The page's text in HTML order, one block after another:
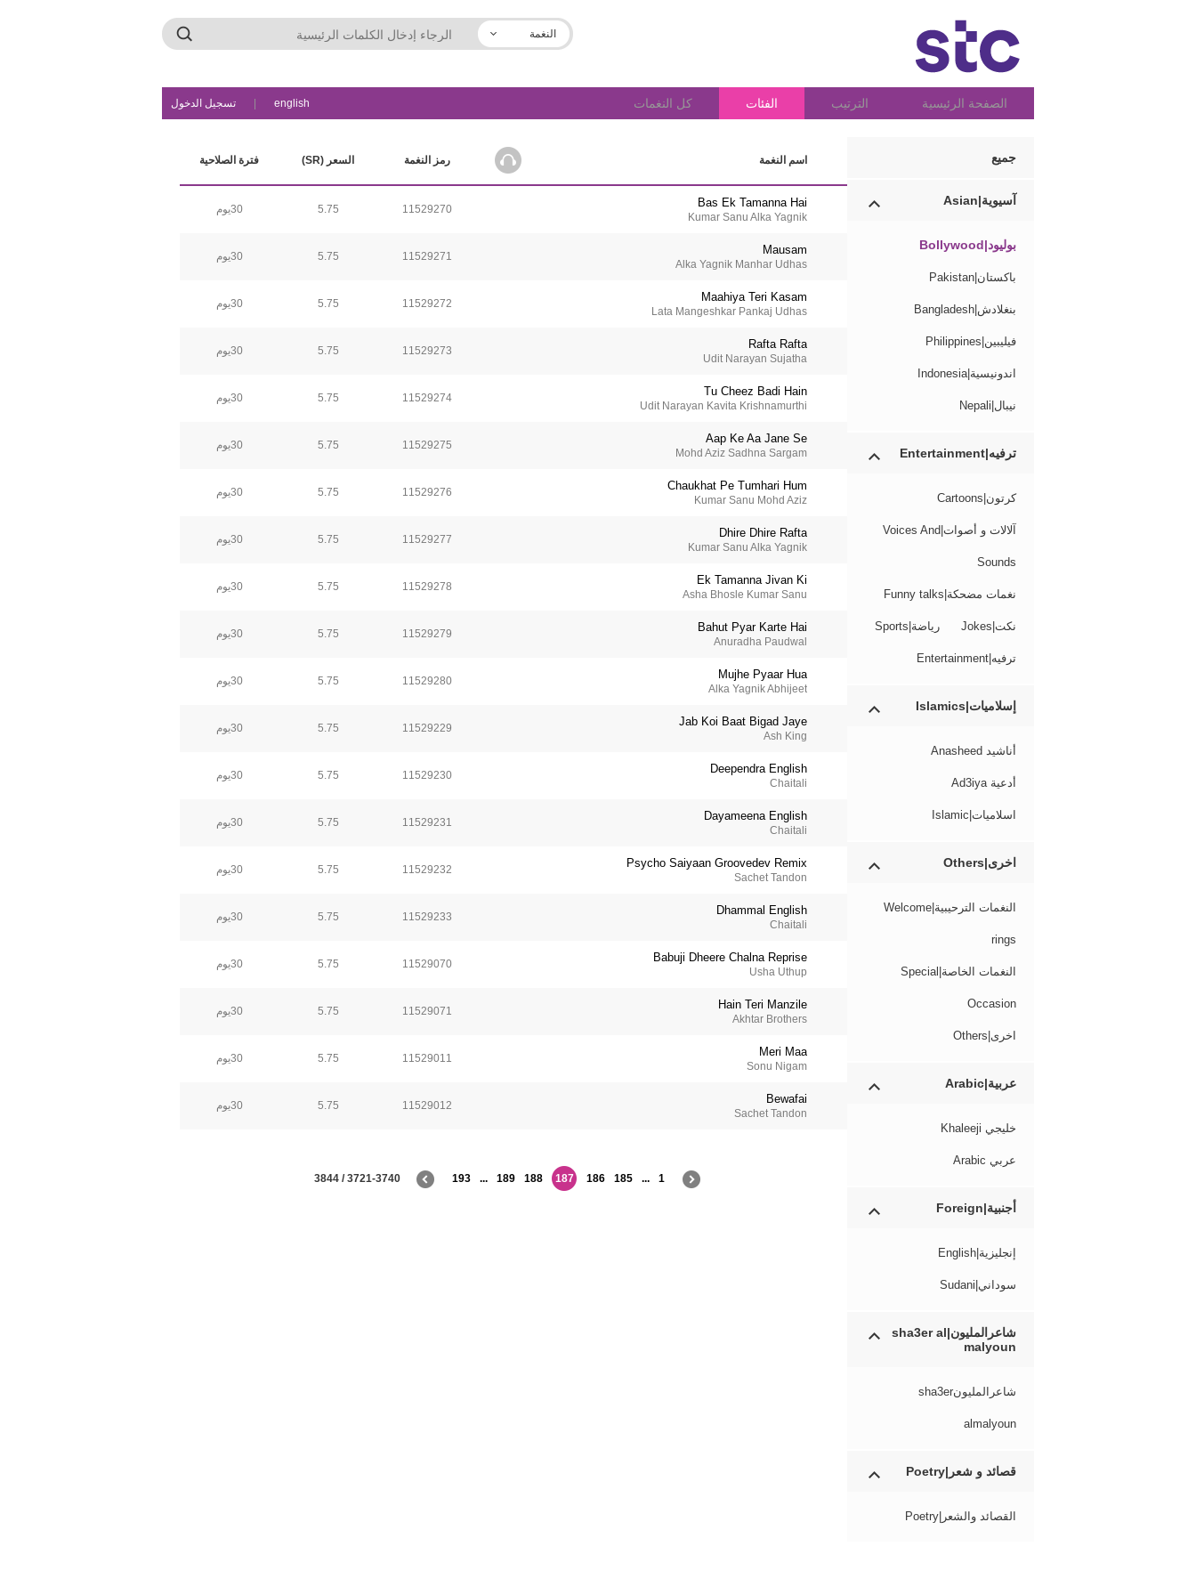
النغمة
الصفحة الرئيسية الترتيب الفئات كل النغمات english
| تسجيل الدخول
جميع
آسيوية|Asian
بوليود|Bollywood
باكستان|Pakistan
بنغلادش|Bangladesh
فيليبين|Philippines
اندونيسية|Indonesia
نيبال|Nepali
ترفيه|Entertainment
كرتون|Cartoons
آلالات و أصوات|Voices And
Sounds
نغمات مضحكة|Funny talks
نكت|Jokes رياضة|Sports
ترفيه|Entertainment
إسلاميات|Islamics
أناشيد Anasheed
أدعية Ad3iya
اسلاميات|Islamic
اخرى|Others
النغمات الترحيبية|Welcome
rings
النغمات الخاصة|Special
Occasion
اخرى|Others
عربية|Arabic
خليجي Khaleeji
عربي Arabic
أجنبية|Foreign
إنجليزية|English
سوداني|Sudani
شاعرالمليون|sha3er al
malyoun
شاعرالمليونsha3er
almalyoun
قصائد و شعر|Poetry
القصائد والشعر|Poetry
اسم النغمة رمز النغمة السعر (SR) فترة الصلاحية
Bas Ek Tamanna Hai
Kumar Sanu Alka Yagnik
11529270
5.75 30يوم
Mausam
Alka Yagnik Manhar Udhas
11529271
5.75 30يوم
Maahiya Teri Kasam
Lata Mangeshkar Pankaj Udhas
11529272
5.75 30يوم
Rafta Rafta
Udit Narayan Sujatha
11529273
5.75 30يوم
Tu Cheez Badi Hain
Udit Narayan Kavita Krishnamurthi
11529274
5.75 30يوم
Aap Ke Aa Jane Se
Mohd Aziz Sadhna Sargam
11529275
5.75 30يوم
Chaukhat Pe Tumhari Hum
Kumar Sanu Mohd Aziz
11529276
5.75 30يوم
Dhire Dhire Rafta
Kumar Sanu Alka Yagnik
11529277
5.75 30يوم
Ek Tamanna Jivan Ki
Asha Bhosle Kumar Sanu
11529278
5.75 30يوم
Bahut Pyar Karte Hai
Anuradha Paudwal
11529279
5.75 30يوم
Mujhe Pyaar Hua
Alka Yagnik Abhijeet
11529280
5.75 30يوم
Jab Koi Baat Bigad Jaye
Ash King
11529229
5.75 30يوم
Deependra English
Chaitali
11529230
5.75 30يوم
Dayameena English
Chaitali
11529231
5.75 30يوم
Psycho Saiyaan Groovedev Remix
Sachet Tandon
11529232
5.75 30يوم
Dhammal English
Chaitali
11529233
5.75 30يوم
Babuji Dheere Chalna Reprise
Usha Uthup
11529070
5.75 30يوم
Hain Teri Manzile
Akhtar Brothers
11529071
5.75 30يوم
Meri Maa
Sonu Nigam
11529011
5.75 30يوم
Bewafai
Sachet Tandon
11529012
5.75 30يوم
1
...
185
186
187
188
189
...
193
3721-3740 / 3844